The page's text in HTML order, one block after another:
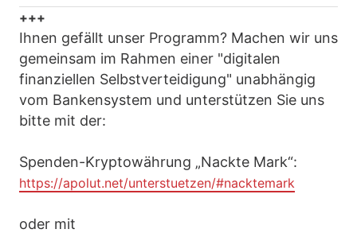
+++
Ihnen gefällt unser Programm? Machen wir uns
gemeinsam im Rahmen einer "digitalen
finanziellen Selbstverteidigung" unabhängig
vom Bankensystem und unterstützen Sie uns
bitte mit der:
Spenden-Kryptowährung „Nackte Mark“:
https://apolut.net/unterstuetzen/#nacktemark
oder mit